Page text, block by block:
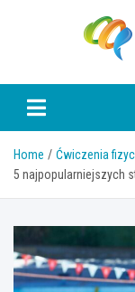
Home
Ćwiczenia
5 najpopularniejszych